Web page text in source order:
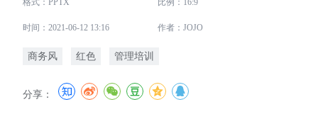
格式：PPTX 比例：16:9
时间：2021-06-12 13:16 作者：JOJO
商务风 红色 管理培训
分享：